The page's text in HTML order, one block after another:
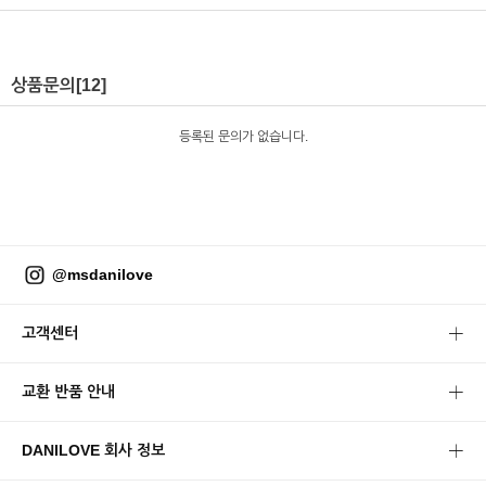
상품문의 [12]
등록된 문의가 없습니다.
@msdanilove
고객센터
교환 반품 안내
DANILOVE 회사 정보